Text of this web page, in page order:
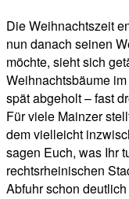
Die Weihnachtszeit
nun danach seinen
möchte, sieht sich
Weihnachtsbäume
spät abgeholt – fast
Für viele Mainzer
dem vielleicht
sagen Euch, was Ihr
rechtsrheinischen
Abfuhr schon